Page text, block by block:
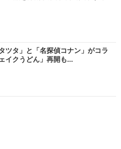
ツタ」と「名探偵コナン」がコラ
イクうどん」再開も...